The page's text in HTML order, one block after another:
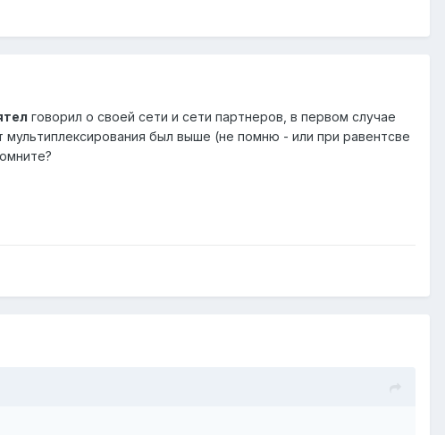
говорил о своей сети и сети партнеров, в первом случае
был выше (не помню - или при равентсве